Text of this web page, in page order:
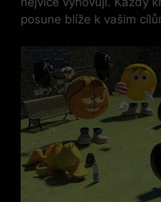
posune blíže k vašim